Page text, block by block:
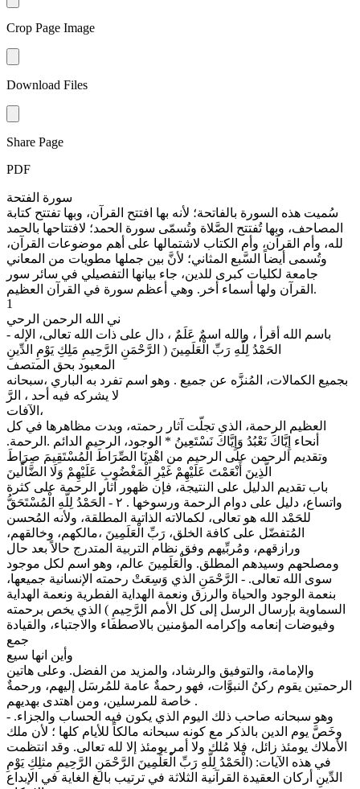
Crop Page Image
Download Files
Share Page
PDF
سورة الفتحة
سُميت هذه السورة بالفاتحة؛ لأنه بها افتتح القرآن، وبها تفتتح كتابة
المصاحف، وبها تُفتتح الصَّلاة وتُسمّى سورة الحمد؛ لافتتاحها بالحمد
لله، وأم القرآن، وأم الكتاب لاشتمالها على أهم موضوعات القرآن،
وتُسمى أيضاً السَّبع المثاني؛ لأنَّ بين جملها مطويات من المعاني
جامعة لكليات كبرى للدين، جاء بيانها التفصيلي في سائر سور
القرآن ولها أسماء أخر. وهي أعظم سورة في القرآن العظيم.
1
ني الله الرحمن الرحي
- باسم الله أقرأ ، والله اسمٌ عَلَمٌ ، دال على ذات الله تعالى، الإله
الحَمْدُ لِلَّهِ رَبِّ الْعَلَمِينَ ( الرَّحْمَنِ الرَّحِيمِ مَلِكِ يَوْمِ الدِّينِ
المعبود بحق المتصف
بجميع الكمالات، المُنزَّه عن جميع . وهو اسم تفرد به الباري ،سبحانه
لا يشركه فيه أحد ، الرَّ
الآفات،
العظيم الرحمة، الذي تجلّت آثار رحمته، وبدت مظاهرها في كل
أنحاء إِيَّاكَ نَعْبُدُ وَإِيَّاكَ نَسْتَعِينُ * الوجود، الرحيم الدائم .الرحمة.
وتقديم الرحمن على الرحيم من اهْدِنَا الصِّرَاطَ الْمُسْتَقِيمَ صِرَاطَ
الَّذِينَ أَنْعَمْتَ عَلَيْهِمْ غَيْرِ الْمَغْضُوبِ عَلَيْهِمْ وَلَا الضَّالِّينَ
باب تقديم الدليل على النتيجة، فإن ظهور آثار الرحمة على كثرة
واتساع، دليل على دوام الرحمة ورسوخها . ٢ - الْحَمْدُ لِلَّهِ الْمُسْتَحَقُّ
للحَمْد الله هو تعالى، لكمالاته الذاتية المطلقة، ولأنه المُحسن
المُتفضّل على كافة الخلق، رَبِّ الْعَلَمِينَ ،مالكهم، وخالقهم،
ورازقهم، ومُربِّيهم وفق نظام التربية المتدرج حالاً بعد حال
ومصلحهم وسيدهم المطلق. والْعَلَمِينَ عالم، وهو اسم لكل موجود
سوى الله تعالى. - الرَّحْمَنِ الذي وَسِعَتْ رحمته الإنسانية جميعها،
بنعمة الوجود والحياة والرزق ونعمة الهداية الفطرية ونعمة الهداية
السماوية بإرسال الرسل إلى كل الأمم الرَّحِيمِ ) الذي يخص برحمته
وفيوضات إنعامه وإكرامه المؤمنين بالاصطفاء والاجتباء، والقيادة
جمع
وأين انها سيع
والإمامة، والتوفيق والرشاد، والمزيد من الفضل. وعلى هاتين
الرحمتين يقوم ركنُ النبوَّات، فهو رحمةٌ عامة للمُرسَل إليهم، ورحمةٌ
خاصة للمرسلين، ومن اهتدى بهديهم .
- وهو سبحانه صاحب ذلك اليوم الذي يكون فيه الحساب والجزاء.
وخَصَّ يوم الدين بالذكر مع كونه سبحانه مالكاً للأيام كلها ؛ لأن ملك
الأملاك يومئذ زائل، فلا مُلك ولا أمر يومئذ إلا لله تعالى. وقد انتظمت
في هذه الآيات: (الْحَمْدُ لِلَّهِ رَبِّ الْعَلَمِينَ الرَّحْمَنِ الرَّحِيمِ مثلِكِ يَوْمِ
الدِّينِ أركان العقيدة القرآنية الثلاثة في ترتيب بالغ الغاية في الإبداع